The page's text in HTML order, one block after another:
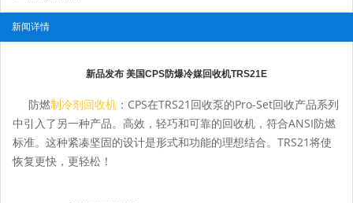
新闻详情
新品发布 美国CPS防爆冷媒回收机TRS21E
防燃制冷剂回收机 ：CPS在TRS21回收泵的Pro-Set回收产品系列
中引入了另一种产品。 高效，轻巧和可靠的回收机，符合ANSI防燃
标准。 这种紧凑坚固的设计是形式和功能的理想结合。 TRS21将使
恢复更快，更轻松！